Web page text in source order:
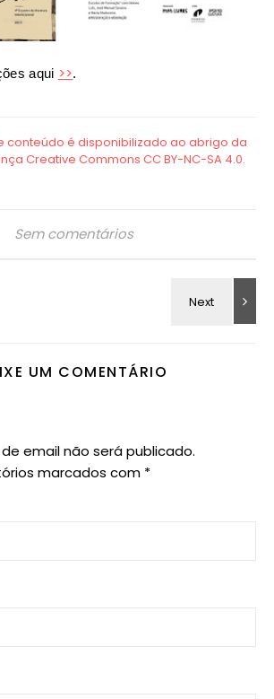
aqui >>.
Sem comentários
UM COMENTÁRIO
email não será publicado.
marcados com *